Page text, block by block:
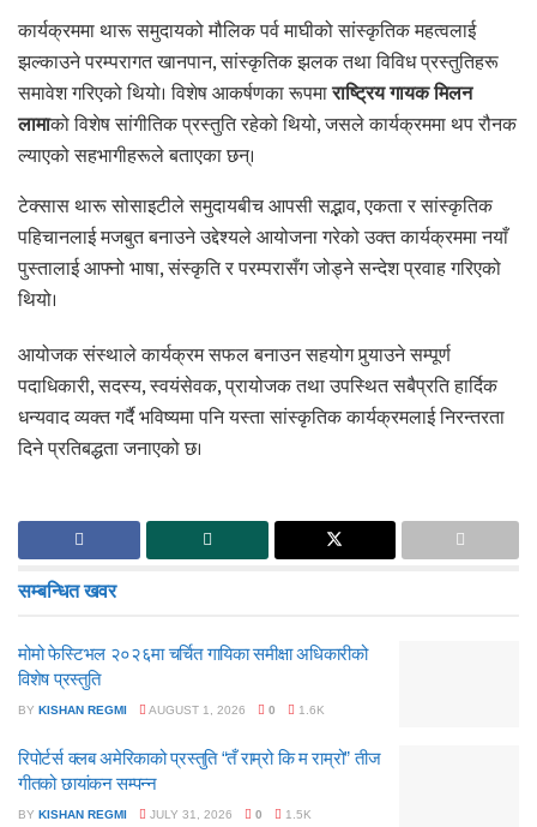
कार्यक्रममा थारू समुदायको मौलिक पर्व माघीको सांस्कृतिक महत्वलाई
झल्काउने परम्परागत खानपान, सांस्कृतिक झलक तथा विविध प्रस्तुतिहरू
समावेश गरिएको थियो। विशेष आकर्षणका रूपमाराष्ट्रिय गायक मिलन
लामाको विशेष सांगीतिक प्रस्तुति रहेको थियो, जसले कार्यक्रममा थप रौनक
ल्याएको सहभागीहरूले बताएका छन्।
टेक्सास थारू सोसाइटीले समुदायबीच आपसी सद्भाव, एकता र सांस्कृतिक
पहिचानलाई मजबुत बनाउने उद्देश्यले आयोजना गरेको उक्त कार्यक्रममा नयाँ
पुस्तालाई आफ्नो भाषा, संस्कृति र परम्परासँग जोड्ने सन्देश प्रवाह गरिएको
थियो।
आयोजक संस्थाले कार्यक्रम सफल बनाउन सहयोग पुर्‍याउने सम्पूर्ण
पदाधिकारी, सदस्य, स्वयंसेवक, प्रायोजक तथा उपस्थित सबैप्रति हार्दिक
धन्यवाद व्यक्त गर्दै भविष्यमा पनि यस्ता सांस्कृतिक कार्यक्रमलाई निरन्तरता
दिने प्रतिबद्धता जनाएको छ।
सम्बन्धितखवर
मोमो फेस्टिभल २०२६मा चर्चित गायिका समीक्षा अधिकारीको
विशेष प्रस्तुति
BY KISHAN REGMI AUGUST 1, 2026 0 1.6K
रिपोर्टर्स क्लब अमेरिकाको प्रस्तुति “तँ राम्रो कि म राम्रो” तीज
गीतको छायांकन सम्पन्न
BY KISHAN REGMI JULY 31, 2026 0 1.5K